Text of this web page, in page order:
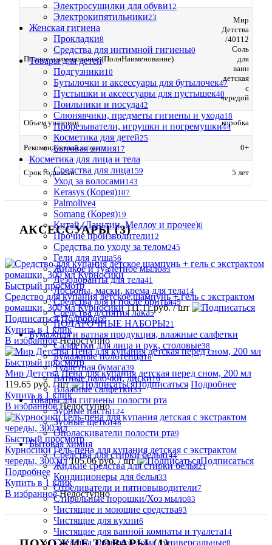
Электросушилки для обуви12
Электрокипятильники23
Женская гигиена
Прокладки8
Средства для интимной гигиены0
Товары для детей
Подгузники10
Бутылочки и аксессуары для бутылочек47
Пустышки и аксессуары для пустышек40
Поильники и посуда42
Слюнявчики, предметы гигиены и ухода18
Прорезыватели, игрушки и погремушки44
Косметика для детей25
Бытовая химия17
Косметика для лица и тела
Cредства для лица159
Уход за волосами143
Kerasys (Корея)107
Palmolive4
Somang (Корея)19
Китай (Ланьтин, Меллоу и прочее)0
Прочие производители12
Средства по уходу за телом245
Гели для душа56
Жидкое и туалетное мыло83
Дезодоранты для тела41
Лосьоны, маски, крема для тела14
Средства для и после бритья45
Средства д/снятия лака5
ПОДАРОЧНЫЕ НАБОРЫ21
Бумажная и ватная продукция, влажные салфетки
Салфетки для лица и рук, столовые38
Бумажные полотенца18
Туалетная бумага39
Ватные палочки, диски16
Влажные салфетки35
Товары для гигиены полости рта
Зубные пасты124
Зубные щетки48
Ополаскиватели полости рта9
Бытовая химия
Средства для стирки белья144
Жидкие средства для стирки белья21
Кондиционеры для белья33
Отбеливатели и пятновыводители7
Стиральные порошки/Хоз мыло83
Чистящие и моющие средства93
Чистящие для кухни6
Чистящие для ванной комнаты и туалета14
Средства для всего дома / универсальные8
Полное наименование (ПолнНаименование)
Мир
Детства
/40112
Соль
для
ванн
детская
с
чередой
Объем упаковки коробка
Рекомендуемый возраст 0+
Срок годности 5 лет
АКСЕССУАРЫ (3)
Быстрый просмотр
Средство для купания детское,шампунь + гель с экстрактом
ромашки, 300 мл Курносики 111.11 руб./ шт
Подписаться Подробнее
Купить в 1 клик
В избранное Недоступно
Быстрый просмотр
Мир Детства Пена для купания детская перед сном, 200 мл
119.65 руб. / шт Подписаться Подробнее
Купить в 1 клик
В избранное Недоступно
Быстрый просмотр
Курносики Гель-пена для купания детская с экстрактом
череды, 300 мл 105.06 руб./ шт
Подписаться
Подробнее
Купить в 1 клик
В избранное Недоступно